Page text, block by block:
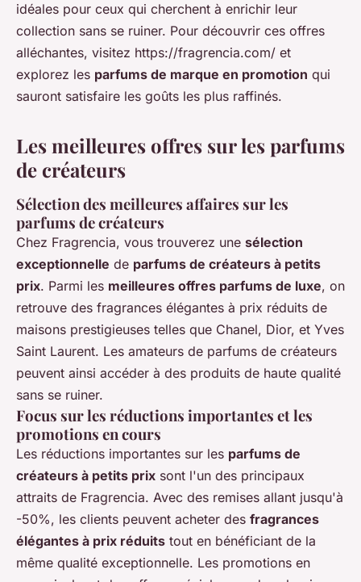
idéales pour ceux qui cherchent à enrichir leur
collection sans se ruiner. Pour découvrir ces offres
alléchantes, visitez https://fragrencia.com/ et
explorez les parfums de marque en promotion qui
sauront satisfaire les goûts les plus raffinés.
Les meilleures offres sur les parfums
de créateurs
Sélection des meilleures affaires sur les
parfums de créateurs
Chez Fragrencia, vous trouverez une sélection
exceptionnelle de parfums de créateurs à petits
prix. Parmi les meilleures offres parfums de luxe, on
retrouve des fragrances élégantes à prix réduits de
maisons prestigieuses telles que Chanel, Dior, et Yves
Saint Laurent. Les amateurs de parfums de créateurs
peuvent ainsi accéder à des produits de haute qualité
sans se ruiner.
Focus sur les réductions importantes et les
promotions en cours
Les réductions importantes sur les parfums de
créateurs à petits prix sont l'un des principaux
attraits de Fragrencia. Avec des remises allant jusqu'à
-50%, les clients peuvent acheter des fragrances
élégantes à prix réduits tout en bénéficiant de la
même qualité exceptionnelle. Les promotions en